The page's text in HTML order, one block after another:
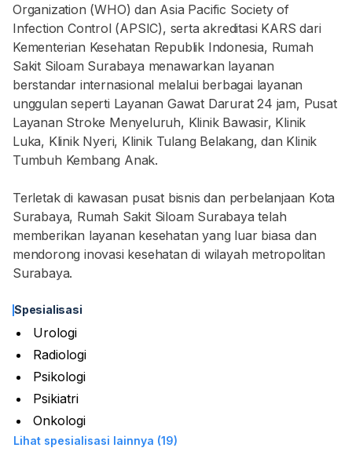
Organization (WHO) dan Asia Pacific Society of
Infection Control (APSIC), serta akreditasi KARS dari
Kementerian Kesehatan Republik Indonesia, Rumah
Sakit Siloam Surabaya menawarkan layanan
berstandar internasional melalui berbagai layanan
unggulan seperti Layanan Gawat Darurat 24 jam, Pusat
Layanan Stroke Menyeluruh, Klinik Bawasir, Klinik
Luka, Klinik Nyeri, Klinik Tulang Belakang, dan Klinik
Tumbuh Kembang Anak.
Terletak di kawasan pusat bisnis dan perbelanjaan Kota
Surabaya, Rumah Sakit Siloam Surabaya telah
memberikan layanan kesehatan yang luar biasa dan
mendorong inovasi kesehatan di wilayah metropolitan
Surabaya.
Spesialisasi
Urologi
Radiologi
Psikologi
Psikiatri
Onkologi
Lihat spesialisasi lainnya (19)